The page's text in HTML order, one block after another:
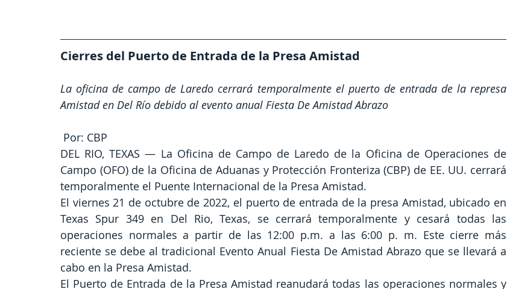
Cierres del Puerto de Entrada de la Presa Amistad
La oficina de campo de Laredo cerrará temporalmente el puerto de entrada de la represa
Amistad en Del Río debido al evento anual Fiesta De Amistad Abrazo
Por: CBP
DEL RIO, TEXAS — La Oficina de Campo de Laredo de la Oficina de Operaciones de
Campo (OFO) de la Oficina de Aduanas y Protección Fronteriza (CBP) de EE. UU. cerrará
temporalmente el Puente Internacional de la Presa Amistad.
El viernes 21 de octubre de 2022, el puerto de entrada de la presa Amistad, ubicado en
Texas Spur 349 en Del Rio, Texas, se cerrará temporalmente y cesará todas las
operaciones normales a partir de las 12:00 p.m. a las 6:00 p. m. Este cierre más
reciente se debe al tradicional Evento Anual Fiesta De Amistad Abrazo que se llevará a
cabo en la Presa Amistad.
El Puerto de Entrada de la Presa Amistad reanudará todas las operaciones normales y